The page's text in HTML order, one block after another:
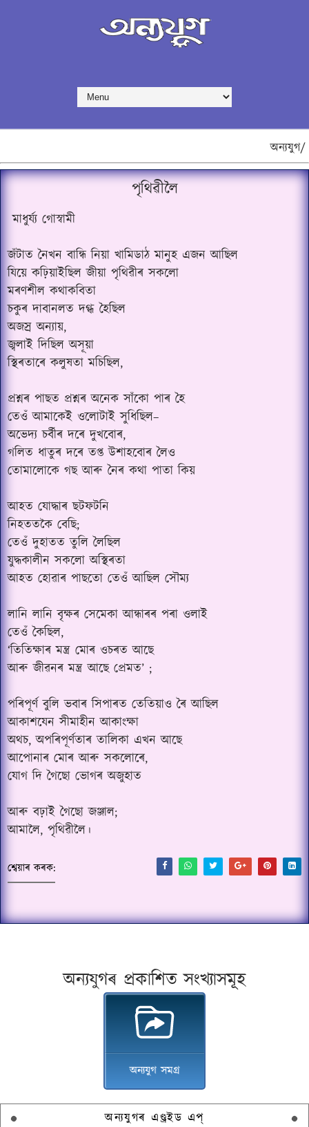
অন্যযুগ/
পৃথিৱীলৈ
মাধুৰ্য্য গোস্বামী
জঁটাত নৈখন বান্ধি নিয়া খামিডাঠ মানুহ এজন আছিল
যিয়ে কঢ়িয়াইছিল জীয়া পৃথিৱীৰ সকলো
মৰণশীল কথাকবিতা
চকুৰ দাবানলত দগ্ধ হৈছিল
অজস্ৰ অন্যায়,
জ্বলাই দিছিল অসূয়া
স্থিৰতাৰে কলুষতা মচিছিল,
প্ৰশ্নৰ পাছত প্ৰশ্নৰ অনেক সাঁকো পাৰ হৈ
তেওঁ আমাকেই ওলোটাই সুধিছিল–
অভেদ্য চৰ্বীৰ দৰে দুখবোৰ,
গলিত ধাতুৰ দৰে তপ্ত উশাহবোৰ লৈও
তোমালোকে গছ আৰু নৈৰ কথা পাতা কিয়
আহত যোদ্ধাৰ ছটফটনি
নিহততকৈ বেছি;
তেওঁ দুহাতত তুলি লৈছিল
যুদ্ধকালীন সকলো অস্থিৰতা
আহত হোৱাৰ পাছতো তেওঁ আছিল সৌম্য
লানি লানি বৃক্ষৰ সেমেকা আন্ধাৰৰ পৰা ওলাই
তেওঁ কৈছিল,
‘তিতিক্ষাৰ মন্ত্ৰ মোৰ ওচৰত আছে
আৰু জীৱনৰ মন্ত্ৰ আছে প্ৰেমত’ ;
পৰিপূৰ্ণ বুলি ভবাৰ সিপাৰত তেতিয়াও ৰৈ আছিল
আকাশযেন সীমাহীন আকাংক্ষা
অথচ, অপৰিপূৰ্ণতাৰ তালিকা এখন আছে
আপোনাৰ মোৰ আৰু সকলোৰে,
যোগ দি গৈছো ভোগৰ অজুহাত
আৰু বঢ়াই গৈছো জঞ্জাল;
আমালৈ, পৃথিৱীলৈ।
শ্বেয়াৰ কৰক:
অন্যযুগৰ প্ৰকাশিত সংখ্যাসমূহ
অন্যযুগ সমগ্ৰ
অন্যযুগৰ এণ্ড্ৰইড এপ্